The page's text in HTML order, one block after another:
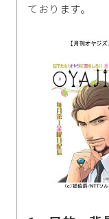
ております。